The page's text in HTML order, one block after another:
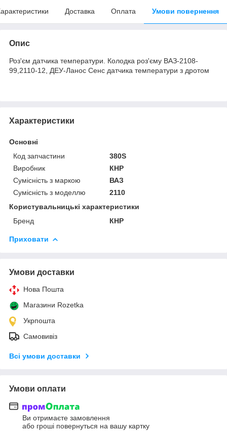
Доставка Оплата Умови повернення
Опис
Роз'єм датчика температури. Колодка роз'єму ВАЗ-2108-
99,2110-12, ДЕУ-Ланос Сенс датчика температури з дротом
Характеристики
Основні
Код запчастини
380S
Виробник
КНР
Сумісність з маркою
ВАЗ
Сумісність з моделлю
2110
Користувальницькі характеристики
Бренд
КНР
Приховати
Умови доставки
Нова Пошта
Магазини Rozetka
Укрпошта
Самовивіз
Всі умови доставки
Умови оплати
Ви отримаєте замовлення
або гроші повернуться на вашу картку